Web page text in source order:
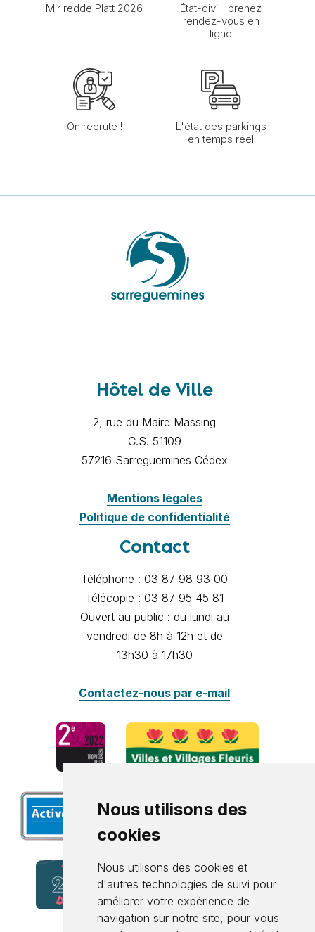
Nous utilisons des
cookies
Nous utilisons des cookies et
d'autres technologies de suivi pour
améliorer votre expérience de
navigation sur notre site, pour vous
Mir redde Platt 2026
État-civil : prenez
rendez-vous en
ligne
On recrute !
L'état des parkings
en temps réel
Hôtel de Ville
2, rue du Maire Massing
C.S. 51109
57216 Sarreguemines Cédex
Mentions légales
Politique de confidentialité
Contact
Téléphone : 03 87 98 93 00
Télécopie : 03 87 95 45 81
Ouvert au public : du lundi au
vendredi de 8h à 12h et de
13h30 à 17h30
Contactez-nous par e-mail